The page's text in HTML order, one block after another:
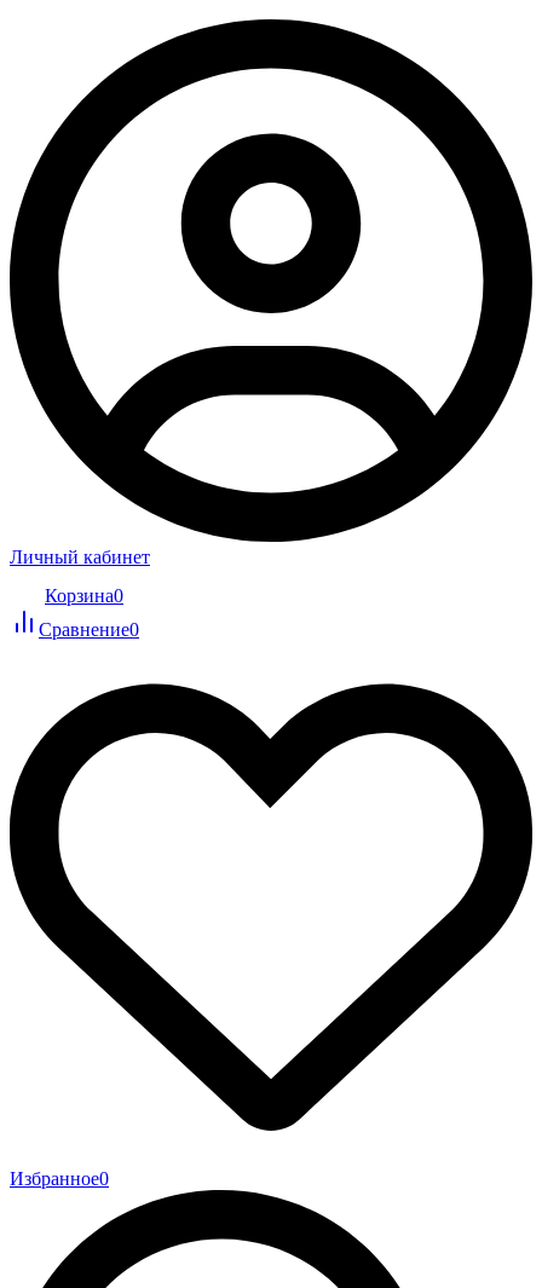
Личный кабинет
Корзина0
Сравнение0
Избранное0